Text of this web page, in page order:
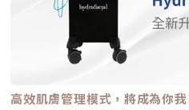
高效肌膚管理模式，將成為你